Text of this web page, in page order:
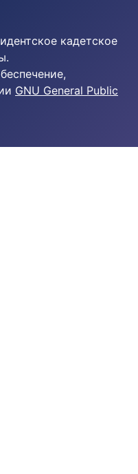
кадетское
GNU General Public